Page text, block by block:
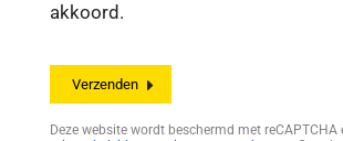
akkoord.
Deze website wordt beschermd met reCAPTCHA